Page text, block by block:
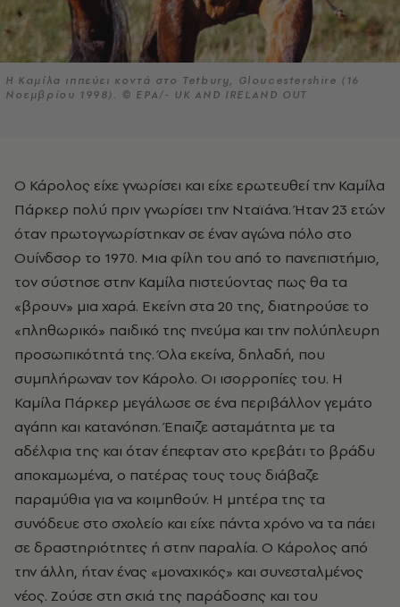
Η Καμίλα ιππεύει κοντά στο Tetbury, Gloucestershire (16
Νοεμβρίου 1998). © EPA/- UK AND IRELAND OUT
Ο Κάρολος είχε γνωρίσει και είχε ερωτευθεί την Καμίλα
Πάρκερ πολύ πριν γνωρίσει την Νταϊάνα. Ήταν 23 ετών
όταν πρωτογνωρίστηκαν σε έναν αγώνα πόλο στο
Ουίνδσορ το 1970. Μια φίλη του από το πανεπιστήμιο,
τον σύστησε στην Καμίλα πιστεύοντας πως θα τα
«βρουν» μια χαρά. Εκείνη στα 20 της, διατηρούσε το
«πληθωρικό» παιδικό της πνεύμα και την πολύπλευρη
προσωπικότητά της. Όλα εκείνα, δηλαδή, που
συμπλήρωναν τον Κάρολο. Οι ισορροπίες του. Η
Καμίλα Πάρκερ μεγάλωσε σε ένα περιβάλλον γεμάτο
αγάπη και κατανόηση. Έπαιζε ασταμάτητα με τα
αδέλφια της και όταν έπεφταν στο κρεβάτι το βράδυ
αποκαμωμένα, ο πατέρας τους τους διάβαζε
παραμύθια για να κοιμηθούν. Η μητέρα της τα
συνόδευε στο σχολείο και είχε πάντα χρόνο να τα πάει
σε δραστηριότητες ή στην παραλία. Ο Κάρολος από
την άλλη, ήταν ένας «μοναχικός» και συνεσταλμένος
νέος. Ζούσε στη σκιά της παράδοσης και του